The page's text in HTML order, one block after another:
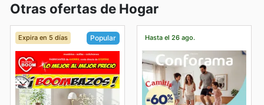
Otras ofertas de Hogar
Expira en 5 días Popular Hasta el 26 ago.